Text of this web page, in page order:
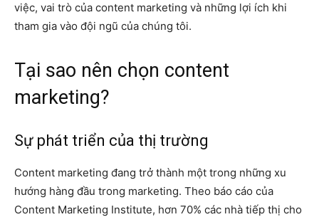
việc, vai trò của content marketing và những lợi ích khi
tham gia vào đội ngũ của chúng tôi.
Tại sao nên chọn content
marketing?
Sự phát triển của thị trường
Content marketing đang trở thành một trong những xu
hướng hàng đầu trong marketing. Theo báo cáo của
Content Marketing Institute, hơn 70% các nhà tiếp thị cho